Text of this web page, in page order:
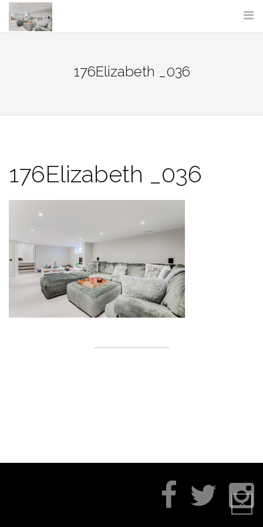
Skip
content
176Elizabeth _036
176Elizabeth _036